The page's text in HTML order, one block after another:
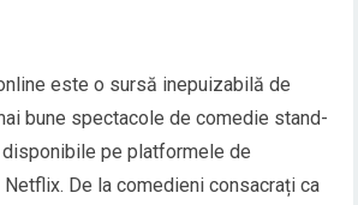
este o sursă inepuizabilă de
bune spectacole de comedie stand-
pe platformele de
De la comedieni consacrați ca